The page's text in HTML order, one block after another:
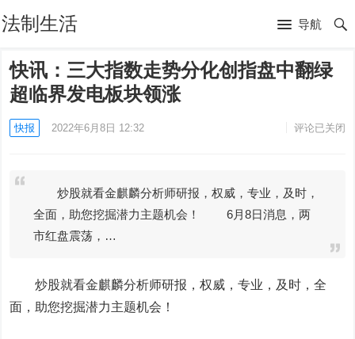
法制生活 导航
快讯：三大指数走势分化创指盘中翻绿
超临界发电板块领涨
快报 2022年6月8日 12:32 评论已关闭
炒股就看金麒麟分析师研报，权威，专业，及时，
全面，助您挖掘潜力主题机会！ 6月8日消息，两
市红盘震荡，…
炒股就看金麒麟分析师研报，权威，专业，及时，全
面，助您挖掘潜力主题机会！